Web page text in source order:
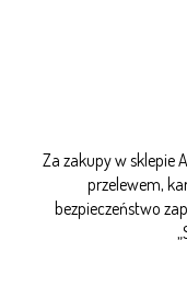
Za zakupy w sklepie
przelewem,
bezpieczeństwo
„